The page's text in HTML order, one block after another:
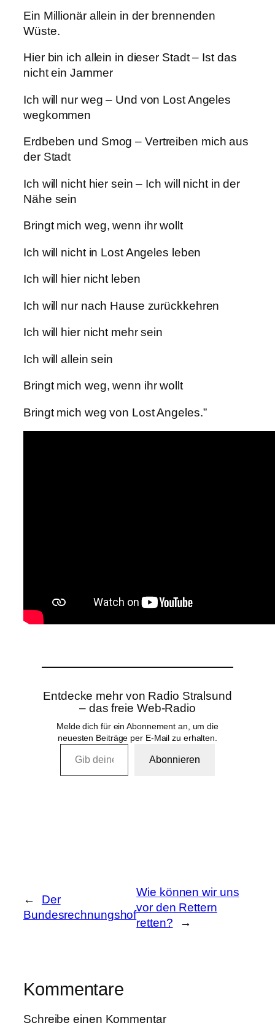
Ein Millionär allein in der brennenden
Wüste.
Hier bin ich allein in dieser Stadt – Ist das
nicht ein Jammer
Ich will nur weg – Und von Lost Angeles
wegkommen
Erdbeben und Smog – Vertreiben mich aus
der Stadt
Ich will nicht hier sein – Ich will nicht in der
Nähe sein
Bringt mich weg, wenn ihr wollt
Ich will nicht in Lost Angeles leben
Ich will hier nicht leben
Ich will nur nach Hause zurückkehren
Ich will hier nicht mehr sein
Ich will allein sein
Bringt mich weg, wenn ihr wollt
Bringt mich weg von Lost Angeles.”
Entdecke mehr von Radio Stralsund
– das freie Web-Radio
Melde dich für ein Abonnement an, um die
neuesten Beiträge per E-Mail zu erhalten.
Gib deine E-Mail-Adresse ein …
Abonnieren
←
Der
Bundesrechnungshof
Wie können wir uns
vor den Rettern
retten?
→
Kommentare
Schreibe einen Kommentar